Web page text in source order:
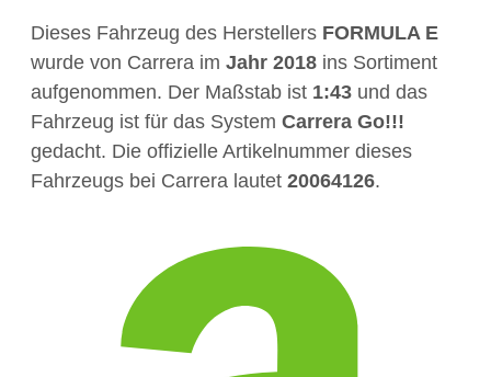
Dieses Fahrzeug des Herstellers FORMULA E
wurde von Carrera im Jahr 2018 ins Sortiment
aufgenommen. Der Maßstab ist 1:43 und das
Fahrzeug ist für das System Carrera Go!!!
gedacht. Die offizielle Artikelnummer dieses
Fahrzeugs bei Carrera lautet 20064126.